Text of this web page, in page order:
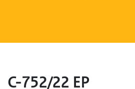
C-752/22 EP